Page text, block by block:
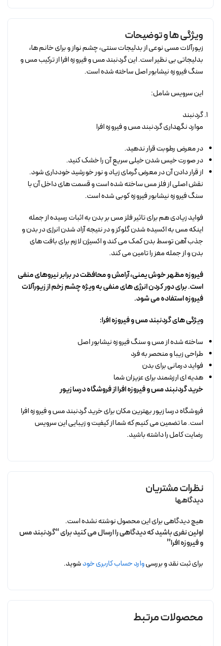
ویژگی ها و توضیحات
زیورآلات مسی نوعی از بدلیجات سنتی، چشم نواز و برای خانم ها،
بدلیجاتی بی نظیر است. این گردنبند مس و فیروزه افرا از ترکیب مس و
سنگ فیروزه نیشابور اصل ساخته شده است.
این سرویس شامل:
گردنبند
موارد نگهداری گردنبند مس و فیروزه افرا
در معرض رطوبت قرار ندهید.
در صورت خیس شدن خیلی سریع آن را خشک کنید.
از قرار دادن آن در معرض گرمای زیاد و نور خورشید خودداری شود.
نقش اصلی از فلز مس ساخته شده است و قسمت های داخل آن با
سنگ فیروزه نیشابور فیروزه کوبی شده است.
فواید زیادی هم برای تاثیر فلز مس بر بدن به اثبات رسیده از جمله
اینکه مس به اکسیده شدن گلوکز و در نتیجه آزاد شدن انرژی در بدن و
جذب آهن توسط بدن کمک می کند و اکسیژن لازم برای بافت های
بدن و از جمله مغز را تامین می کند.
فیروزه مظهر خوش یمنی، آرامش و محافظت در برابر نیروهای منفی
است. برای دور کردن انرژی های منفی به ویژه چشم زخم از زیورآلات
فیروزه استفاده می شود.
ویژگی های گردنبند مس و فیروزه افرا:
ساخته شده از مس و سنگ فیروزه نیشابور اصل
طراحی زیبا و منحصر به فرد
فواید درمانی برای بدن
هدیه ای ارزشمند برای عزیزان شما
خرید گردنبند مس و فیروزه افرا از فروشگاه درسا زیور
فروشگاه درسا زیور بهترین مکان برای خرید گردنبند مس و فیروزه افرا
است. ما تضمین می کنیم که شما از کیفیت و زیبایی این سرویس
رضایت کامل را داشته باشید.
نظرات مشتریان
دیدگاهها
هیچ دیدگاهی برای این محصول نوشته نشده است.
اولین نفری باشید که دیدگاهی را ارسال می کنید برای “گردنبند مس
و فیروزه افرا”
برای ثبت نقد و بررسیوارد حساب کاربری خودشوید.
محصولات مرتبط